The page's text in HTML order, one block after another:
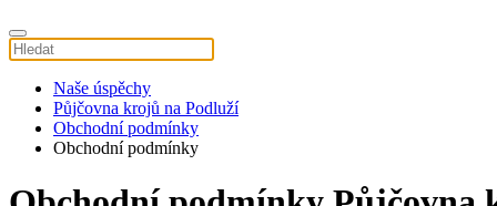
Naše úspěchy
Půjčovna krojů na Podluží
Obchodní podmínky
Obchodní podmínky